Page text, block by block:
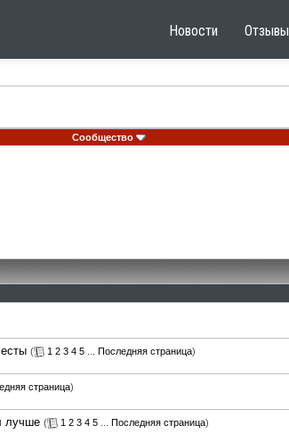
Новости Отзывы
Сообщество
( 1 2 3 4 5 Последняя страница)
страница)
лучше ( 1 2 3 4 5 Последняя страница)